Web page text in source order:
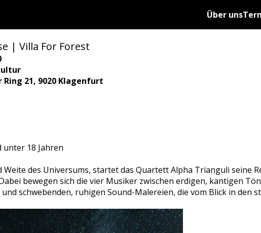
Über uns
| Villa For Forest
21, 9020 Klagenfurt
18 Jahren
des Universums, startet das QuartettAlpha Trianguli seine
bewegen sich die vier Musiker zwischen erdigen, kantigen
schwebenden, ruhigen Sound-Malereien, die vom Blick in den